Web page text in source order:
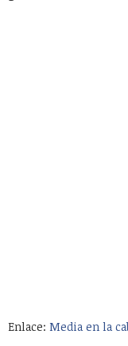
Enlace: Media en la